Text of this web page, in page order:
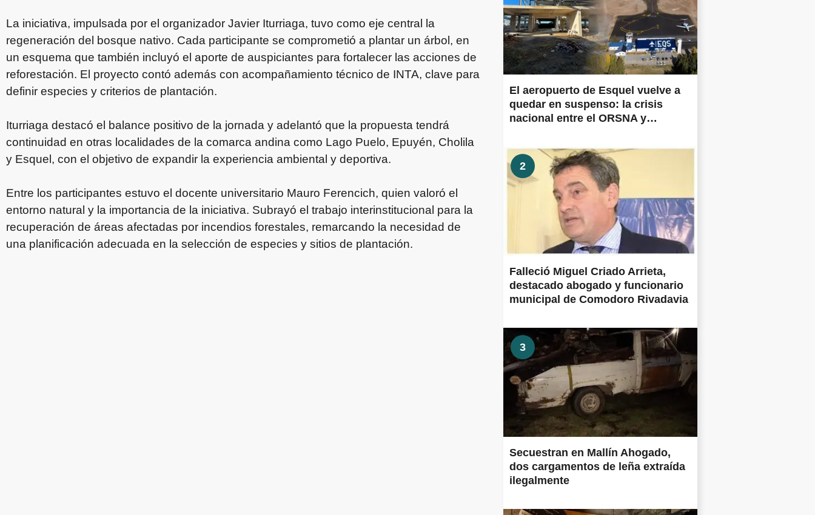
La iniciativa, impulsada por el organizador Javier Iturriaga, tuvo como eje central la
regeneración del bosque nativo. Cada participante se comprometió a plantar un árbol, en
un esquema que también incluyó el aporte de auspiciantes para fortalecer las acciones de
reforestación. El proyecto contó además con acompañamiento técnico de INTA, clave para
definir especies y criterios de plantación.
Iturriaga destacó el balance positivo de la jornada y adelantó que la propuesta tendrá
continuidad en otras localidades de la comarca andina como Lago Puelo, Epuyén, Cholila
y Esquel, con el objetivo de expandir la experiencia ambiental y deportiva.
Entre los participantes estuvo el docente universitario Mauro Ferencich, quien valoró el
entorno natural y la importancia de la iniciativa. Subrayó el trabajo interinstitucional para la
recuperación de áreas afectadas por incendios forestales, remarcando la necesidad de
una planificación adecuada en la selección de especies y sitios de plantación.
El aeropuerto de Esquel vuelve a
quedar en suspenso: la crisis
nacional entre el ORSNA y
obras prometidas en todo el país
2
Falleció Miguel Criado Arrieta,
destacado abogado y funcionario
municipal de Comodoro Rivadavia
3
Secuestran en Mallín Ahogado,
dos cargamentos de leña extraída
ilegalmente